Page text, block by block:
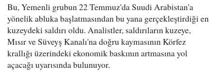
Bu, Yemenli grubun 22 Temmuz'da Suudi Arabistan'a
yönelik abluka başlatmasından bu yana gerçekleştirdiği en
kuzeydeki saldırı oldu. Analistler, saldırıların kuzeye,
Mısır ve Süveyş Kanalı'na doğru kaymasının Körfez
krallığı üzerindeki ekonomik baskının artmasına yol
açacağı uyarısında bulunuyor.